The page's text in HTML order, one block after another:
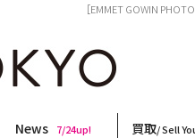
［EMMET GOWIN
News 7/24up! 買取/ Sell